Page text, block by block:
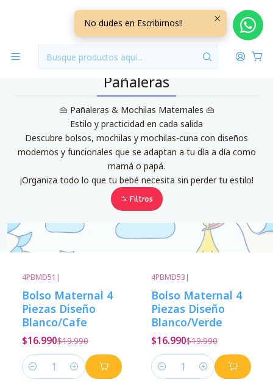
Inicio Pañaleras
Pañaleras
👜 Pañaleras & Mochilas Maternales 👜
Estilo y practicidad en cada salida
Descubre bolsos, mochilas y mochilas-cuna con diseños
modernos y funcionales que se adaptan a tu día a día como
mamá o papá.
¡Organiza todo lo que tu bebé necesita sin perder tu estilo!
Filtros
4PBMD51 |
Bolso Maternal 4
Piezas Diseño
Blanco/Cafe
$16.990$19.990
Cantidad
4PBMD53 |
Bolso Maternal 4
Piezas Diseño
Blanco/Verde
$16.990$19.990
Cantidad
No dudes en Escribirnos!!